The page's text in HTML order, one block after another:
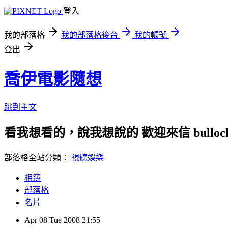
登入
我的部落格 我的部落格後台
我的帳號
登出
喬伊電影隨想
跳到主文
看我想看的，說我想說的 歡迎來信
部落格全站分類： 視聽娛樂
相簿
部落格
名片
Apr 08 Tue 2008 21:55